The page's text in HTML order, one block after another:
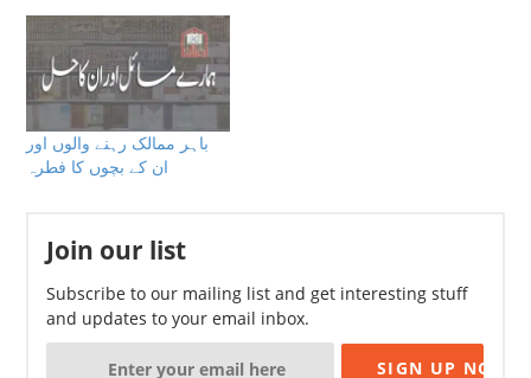
باہر ممالک رہنے والوں اور
ان کے بچوں کا فطرہ
Join our list
Subscribe to our mailing list and get interesting stuff
and updates to your email inbox.